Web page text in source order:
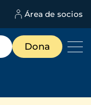
Área de socios
Dona